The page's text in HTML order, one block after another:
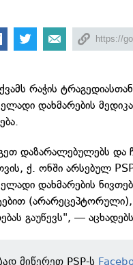
რაჭის
დახმარების
დაზარალებულებს და
ქ. ონში არსებულ
დახმარების
(არარეცეპტორული),
გაუწევს", —
მიწერეთ PSP-ს